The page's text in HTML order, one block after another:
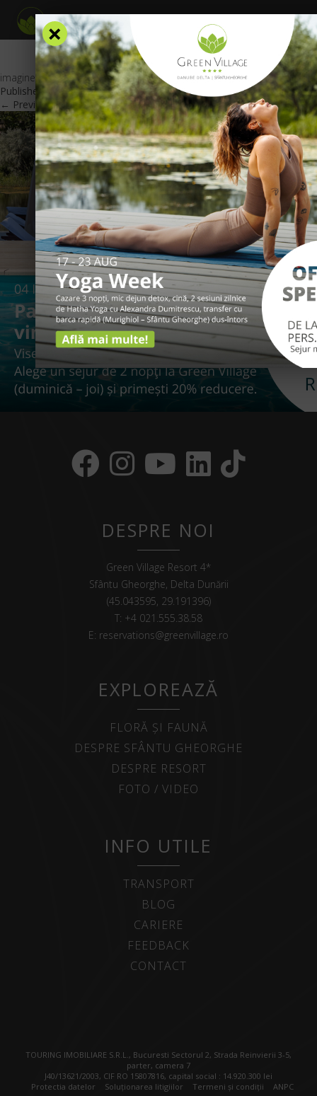
imagine_oferta_GV_RO07
Published July 7, 2025at600 × 425inOferte Speciale.
← Previous Next →
DESPRE NOI
Green Village Resort 4*
Sfântu Gheorghe, Delta Dunării
(45.043595, 29.191396)
T: +4 021.555.38.58
E: reservations@greenvillage.ro
EXPLOREAZĂ
FLORĂ ȘI FAUNĂ
DESPRE SFÂNTU GHEORGHE
DESPRE RESORT
FOTO / VIDEO
INFO UTILE
TRANSPORT
BLOG
CARIERE
FEEDBACK
CONTACT
TOURING IMOBILIARE S.R.L., Bucuresti Sectorul 2, Strada Reinvierii 3-5,
parter, camera 7
J40/13621/2003, CIF RO 15807816, capital social : 14.920.300 lei
Protectia datelor
Soluționarea litigiilor Termeni și condiții ANPC
×